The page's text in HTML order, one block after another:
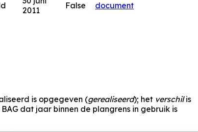
2011
False
document
is opgegeven (gerealiseerd); het verschilis
dat jaar binnen de plangrens in gebruik is